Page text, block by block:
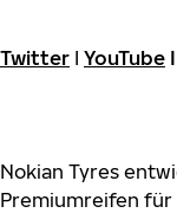
Twitter I YouTube I
Nokian Tyres
Premiumreifen